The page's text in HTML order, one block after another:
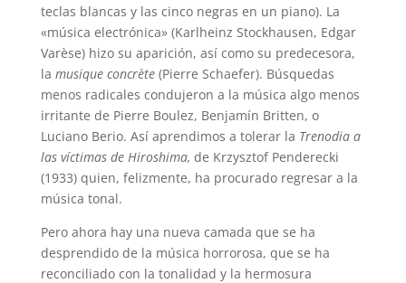
teclas blancas y las cinco negras en un piano). La
«música electrónica» (Karlheinz Stockhausen, Edgar
Varèse) hizo su aparición, así como su predecesora,
la musique concrète (Pierre Schaefer). Búsquedas
menos radicales condujeron a la música algo menos
irritante de Pierre Boulez, Benjamín Britten, o
Luciano Berio. Así aprendimos a tolerar la Trenodia a
las víctimas de Hiroshima, de Krzysztof Penderecki
(1933) quien, felizmente, ha procurado regresar a la
música tonal.
Pero ahora hay una nueva camada que se ha
desprendido de la música horrorosa, que se ha
reconciliado con la tonalidad y la hermosura